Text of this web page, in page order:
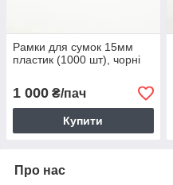
Рамки для сумок 15мм
пластик (1000 шт), чорні
1 000 ₴/пач
Купити
Про нас